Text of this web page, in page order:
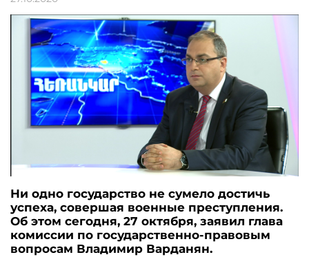
Ни одно государство не сумело достичь
успеха, совершая военные преступления.
Об этом сегодня, 27 октября, заявил глава
комиссии по государственно-правовым
вопросам Владимир Варданян.